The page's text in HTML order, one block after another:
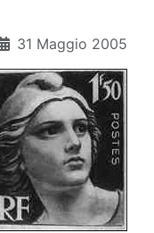
31 Maggio 2005